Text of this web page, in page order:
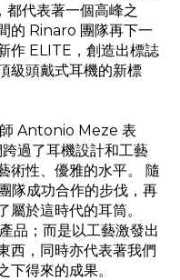
代表著一個高峰之
的 Rinaro 團隊再下一
作 ELITE，創造出標誌
級頭戴式耳機的新標
Antonio Meze 表
過了耳機設計和工藝
術性、優雅的水平。 隨
隊成功合作的步伐，再
屬於這時代的耳筒。
品；而是以工藝激發出
西，同時亦代表著我們
得來的成果。